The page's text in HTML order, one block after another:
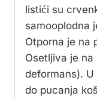
listići su
samooplodna
Otporna je na
Osetljiva je
deformans). U
do pucanja